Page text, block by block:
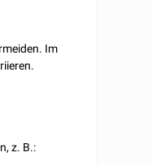
Im
z. B.: